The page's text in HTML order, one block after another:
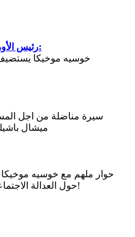
رئيس الأوروغواي قدوة للحكام العرب:
خوسيه موخيكا
سيرة مناضلة من اجل
ميشال
حوار ملهم مع خوسيه موخيكا
حول العدالة الاجتماعية، الحكم الرشيد والتواضع!